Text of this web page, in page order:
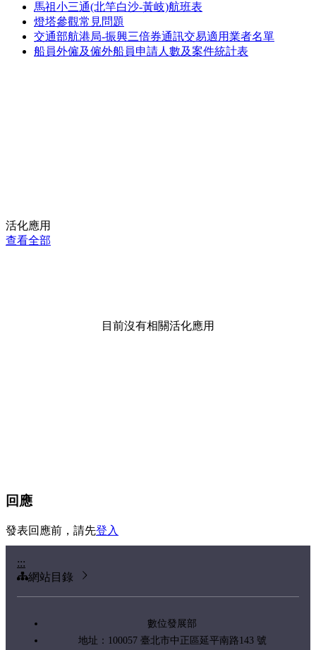
馬祖小三通(北竿白沙-黃岐)航班表
燈塔參觀常見問題
交通部航港局-振興三倍券通訊交易適用業者名單
船員外僱及僱外船員申請人數及案件統計表
活化應用
查看全部
目前沒有相關活化應用
回應
發表回應前，請先登入
:::
網站目錄
數位發展部
地址：100057 臺北市中正區延平南路143 號